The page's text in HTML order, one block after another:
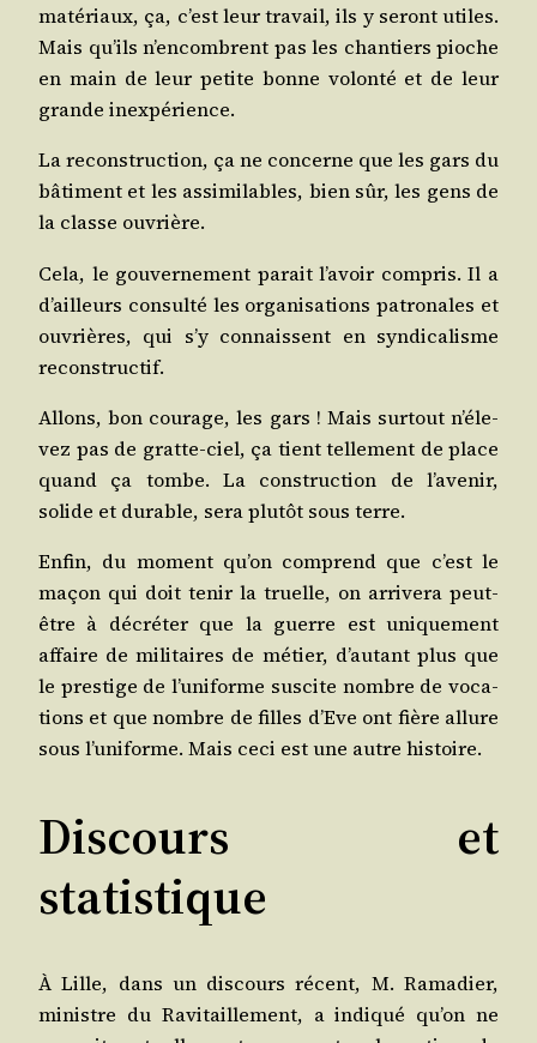
maté­riaux, ça, c’est leur tra­vail, ils y seront utiles.
Mais qu’ils n’en­combrent pas les chan­tiers pioche
en main de leur petite bonne volon­té et de leur
grande inexpérience.
La recons­truc­tion, ça ne concerne que les gars du
bâti­ment et les assi­mi­lables, bien sûr, les gens de
la classe ouvrière.
Cela, le gou­ver­ne­ment parait l’a­voir com­pris. Il a
d’ailleurs consul­té les orga­ni­sa­tions patro­nales et
ouvrières, qui s’y connaissent en syn­di­ca­lisme
reconstructif.
Allons, bon cou­rage, les gars ! Mais sur­tout n’é­le­
vez pas de gratte-ciel, ça tient tel­le­ment de place
quand ça tombe. La construc­tion de l’a­ve­nir,
solide et durable, sera plu­tôt sous terre.
Enfin, du moment qu’on com­prend que c’est le
maçon qui doit tenir la truelle, on arri­ve­ra peut-
être à décré­ter que la guerre est uni­que­ment
affaire de mili­taires de métier, d’au­tant plus que
le pres­tige de l’u­ni­forme sus­cite nombre de voca­
tions et que nombre de filles d’Eve ont fière allure
sous l’u­ni­forme. Mais ceci est une autre histoire.
Discours et
statistique
À Lille, dans un dis­cours récent, M. Rama­dier,
ministre du Ravi­taille­ment, a indi­qué qu’on ne